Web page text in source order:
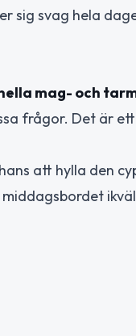
sig svag hela
mag- och
frågor. Det är
att hylla den